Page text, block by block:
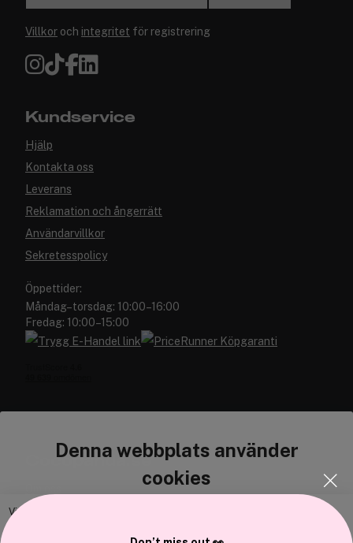
Denna webbplats använder
cookies
Vi använder enhetsidentifierare för att anpassa innehållet och
Villkor och integritet för registrering
Kundservice
Hjälp
Kontakta oss
Leverans
Reklamation och ångerrätt
Användarvillkor
Sekretesspolicy
Öppettider:
Måndag–torsdag: 10:00–16:00
Fredag: 10:00–15:00
Cocopanda.se